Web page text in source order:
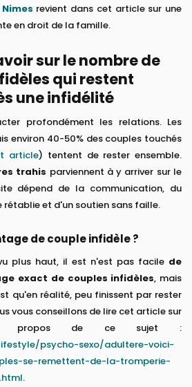
revient dans cet article sur une
en droit de la famille.
sur le nombre de
qui restent
une infidélité
profondément les relations. Les
environ 40-50% des couples touchés
article) tentent de rester ensemble.
trahis parviennent à y arriver sur le
dépend de la communication, du
et d'un soutien sans faille.
de couple infidèle ?
plus haut, il est n'est pas facile de
exact de couples infidèles, mais
qu'en réalité, peu finissent par rester
vous conseillons de lire cet article sur
propos de ce sujet :
psycho-sexo/adultere-voici-
se-remettent-de-la-tromperie-
.